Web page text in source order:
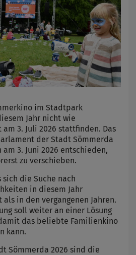
im Stadtpark
Jahr nicht wie
3. Juli 2026 stattfinden. Das
der Stadt Sömmerda
3. Juni 2026 entschieden,
zu verschieben.
die Suche nach
in diesem Jahr
in den vergangenen Jahren.
soll weiter an einer Lösung
das beliebte Familienkino
kann.
Sömmerda 2026 sind die